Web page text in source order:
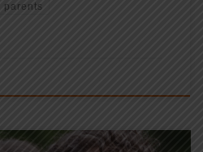
parents